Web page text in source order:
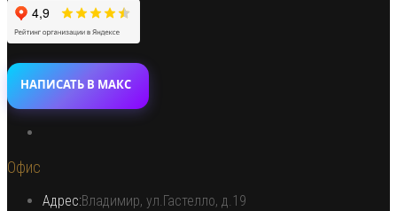
НАПИСАТЬ В МАКС
Офис
Адрес:Владимир, ул.Гастелло, д.19